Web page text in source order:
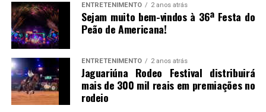
ENTRETENIMENTO 2 anos atrás
Sejam muito bem-vindos à 36ª Festa do
Peão de Americana!
ENTRETENIMENTO 2 anos atrás
Jaguariúna Rodeo Festival distribuirá
mais de 300 mil reais em premiações no
rodeio